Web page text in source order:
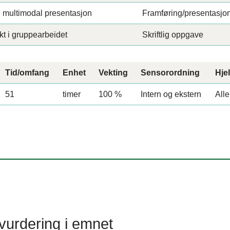
presentasjon Framføring/
i gruppearbeidet Skriftlig oppgave
Tid/omfang Enhet Vekting Sensorordning
51 timer 100 % Intern og ekstern Alle
i emnet